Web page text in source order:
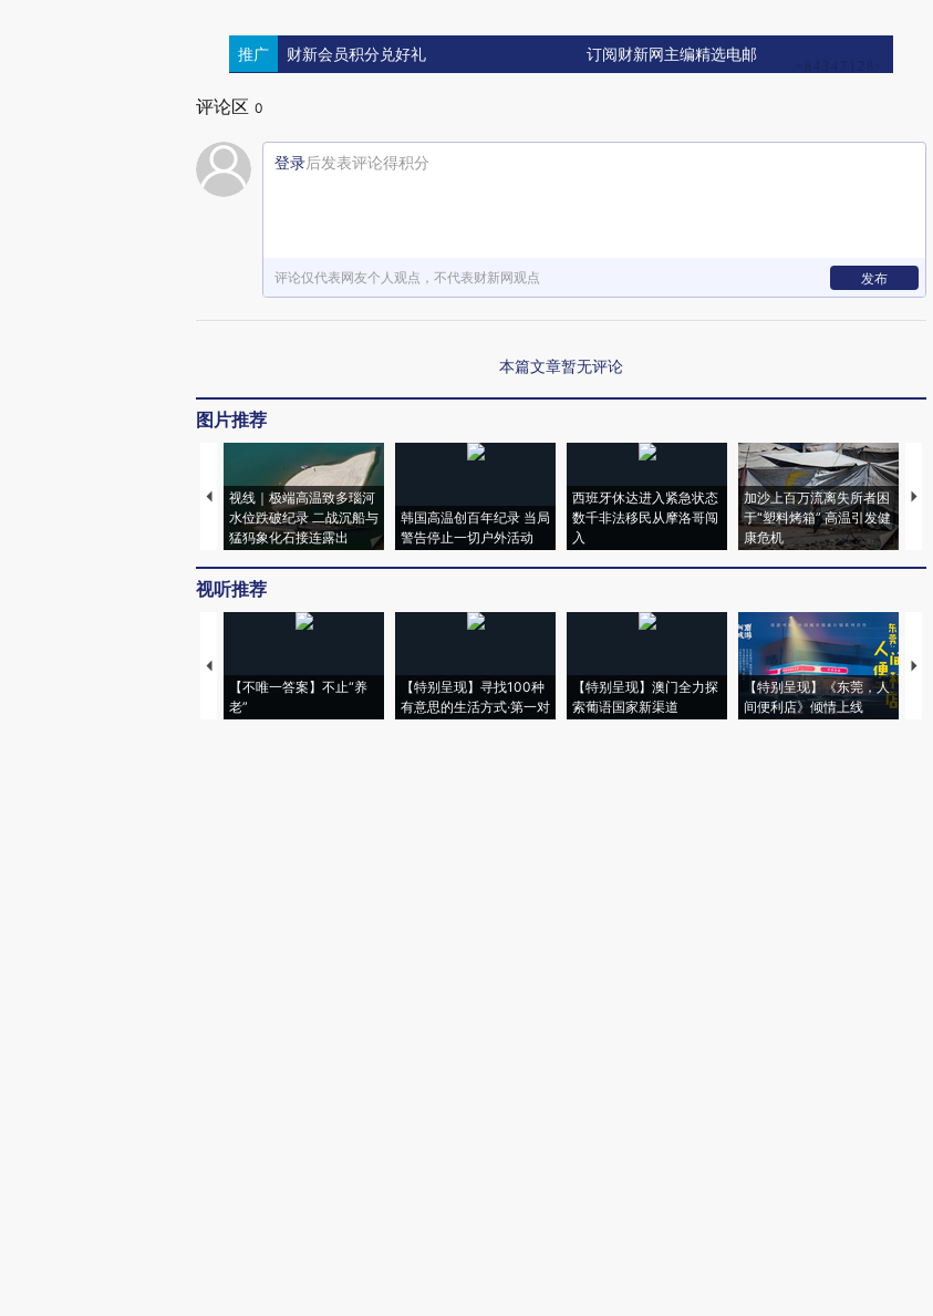
推广 财新会员积分兑好礼 订阅财新网主编精选电邮
评论区 0
登录后发表评论得积分
评论仅代表网友个人观点，不代表财新网观点 发布
本篇文章暂无评论
图片推荐
视线｜极端高温致多瑙河
水位跌破纪录 二战沉船与
猛犸象化石接连露出
韩国高温创百年纪录 当局
警告停止一切户外活动
西班牙休达进入紧急状态
数千非法移民从摩洛哥闯
入
加沙上百万流离失所者困
于“塑料烤箱” 高温引发健
康危机
视
视听推荐
【不唯一答案】不止“养
老”
【特别呈现】寻找100种
有意思的生活方式·第一对
【特别呈现】澳门全力探
索葡语国家新渠道
【特别呈现】《东莞，人
间便利店》倾情上线
【